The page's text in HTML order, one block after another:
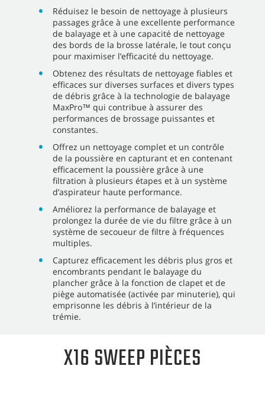
Réduisez le besoin de nettoyage à plusieurs
passages grâce à une excellente performance
de balayage et à une capacité de nettoyage
des bords de la brosse latérale, le tout conçu
pour maximiser l’efficacité du nettoyage.
Obtenez des résultats de nettoyage fiables et
efficaces sur diverses surfaces et divers types
de débris grâce à la technologie de balayage
MaxPro™ qui contribue à assurer des
performances de brossage puissantes et
constantes.
Offrez un nettoyage complet et un contrôle
de la poussière en capturant et en contenant
efficacement la poussière grâce à une
filtration à plusieurs étapes et à un système
d’aspirateur haute performance.
Améliorez la performance de balayage et
prolongez la durée de vie du filtre grâce à un
système de secoueur de filtre à fréquences
multiples.
Capturez efficacement les débris plus gros et
encombrants pendant le balayage du
plancher grâce à la fonction de clapet et de
piège automatisée (activée par minuterie), qui
emprisonne les débris à l’intérieur de la
trémie.
X16 SWEEP PIÈCES